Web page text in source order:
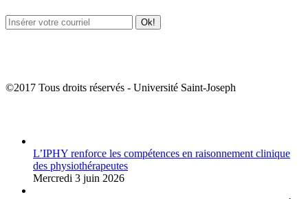
©2017 Tous droits réservés - Université Saint-Joseph
L’IPHY renforce les compétences en raisonnement clinique
des physiothérapeutes
Mercredi 3 juin 2026